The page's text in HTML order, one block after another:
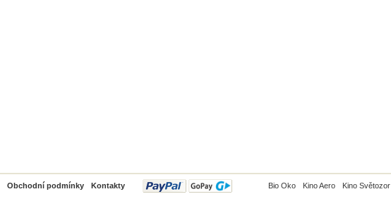
Obchodní podmínky Kontakty
PayPal Bio Oko Kino Aero Kino Světozor